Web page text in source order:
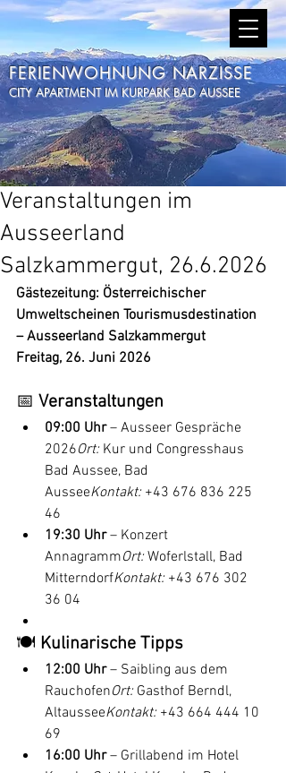
FERIENWOHNUNG NARZISSE
CITY APARTMENT IM KURPARK BAD AUSSEE
Veranstaltungen im
Ausseerland
Salzkammergut, 26.6.2026
Gästezeitung: Österreichischer
Umweltscheinen Tourismusdestination
– Ausseerland Salzkammergut
Freitag, 26. Juni 2026
📅 Veranstaltungen
09:00 Uhr – Ausseer Gespräche
2026Ort: Kur und Congresshaus
Bad Aussee, Bad
AusseeKontakt: +43 676 836 225
46
19:30 Uhr – Konzert
AnnagrammOrt: Woferlstall, Bad
MitterndorfKontakt: +43 676 302
36 04
🍽️ Kulinarische Tipps
12:00 Uhr – Saibling aus dem
RauchofenOrt: Gasthof Berndl,
AltausseeKontakt: +43 664 444 10
69
16:00 Uhr – Grillabend im Hotel